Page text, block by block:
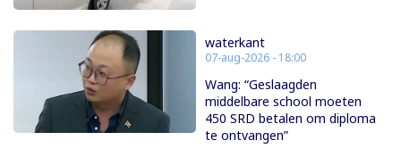
waterkant
07-aug-2026 - 18:00
Wang: “Geslaagden
middelbare school moeten
450 SRD betalen om diploma
te ontvangen”